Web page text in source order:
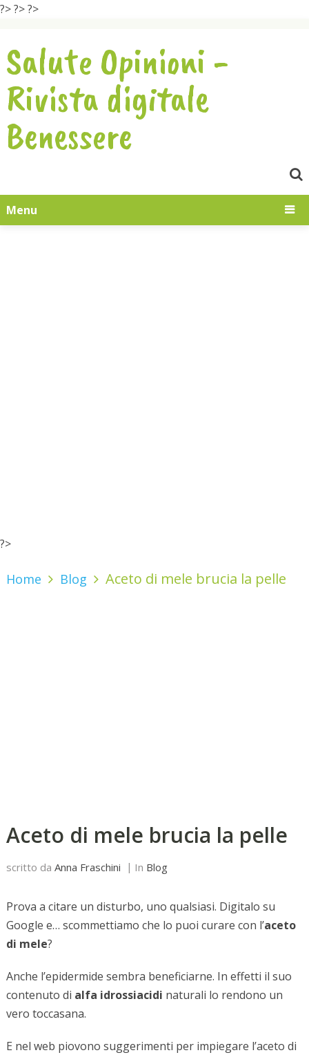
?>?>?>
Salute Opinioni -
Rivista digitale
Benessere
Menu
?>
Home Blog Aceto di mele brucia la pelle
Aceto di mele brucia la pelle
scritto da Anna Fraschini In Blog
Prova a citare un disturbo, uno qualsiasi. Digitalo su
Google e… scommettiamo che lo puoi curare con l’aceto
di mele?
Anche l’epidermide sembra beneficiarne. In effetti il suo
contenuto di alfa idrossiacidi naturali lo rendono un
vero toccasana.
E nel web piovono suggerimenti per impiegare l’aceto di